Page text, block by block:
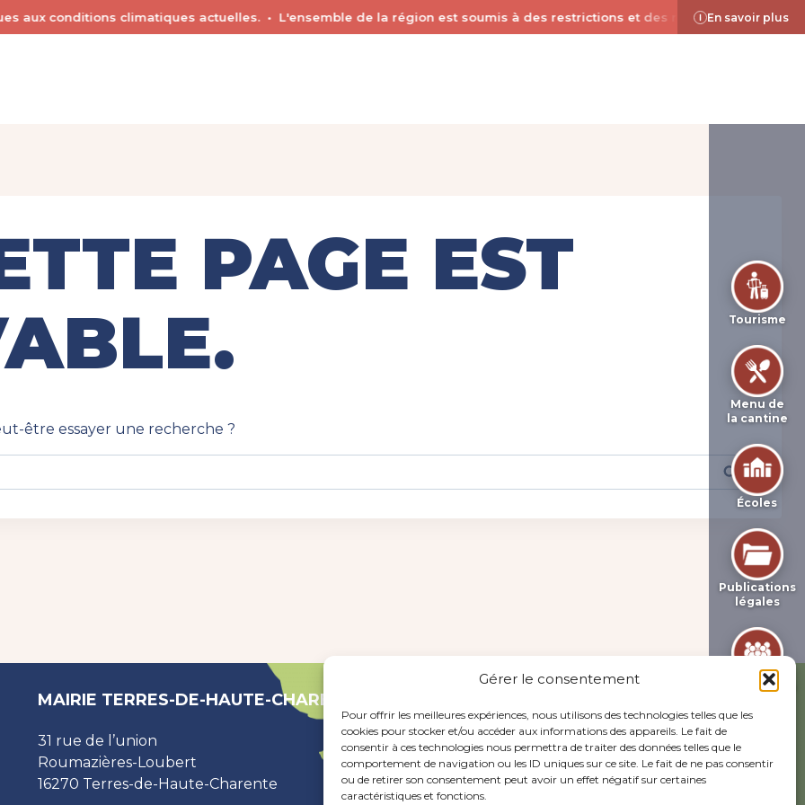
Gérer le consentement
Pour offrir les meilleures expériences, nous utilisons des technologies telles que les
cookies pour stocker et/ou accéder aux informations des appareils. Le fait de
consentir à ces technologies nous permettra de traiter des données telles que le
comportement de navigation ou les ID uniques sur ce site. Le fait de ne pas consentir
ou de retirer son consentement peut avoir un effet négatif sur certaines
caractéristiques et fonctions.
conditions climatiques actuelles. • L'ensemble de la région est soumis à des restrictions et des règles de sécurité
En savoir plus
Tourisme
Menu de
la cantine
Écoles
Publications
légales
Associations
PAGE EST
être essayer une recherche ?
MAIRIE TERRES-DE-HAUTE-CHARENTE
31 rue de l’union
Roumazières-Loubert
16270 Terres-de-Haute-Charente